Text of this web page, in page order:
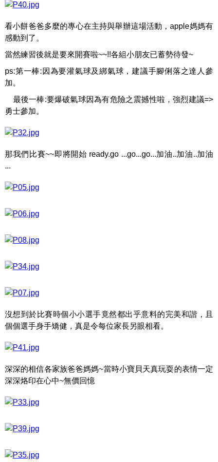
看小餅爸爸多麼的專心在主持與舉辦這場活動，apple媽媽有
感動到了。
當然練習後就是要來開賽啦~~!!各組小朋友已蓄勢待發~
ps:第一棒:因為要灌氣球及綁氣球，建議手腳俐落之達人參
加。
最後一棒:要爆破氣球因為有危險之震撼性啦，強烈建議=>
勇士參加。
那我們比賽~~即將開始 ready.go ...go...go...加油..加油..加油
...
沒想到於比賽時個小小選手竟然都出乎意料的完美和諧，且
個個選手身手矯健，真是令每位家長另眼相看。
深深的相信各家族爸爸媽媽~當時小寶貝天真玩耍的表情一定
深深烙印在心中~無價回憶